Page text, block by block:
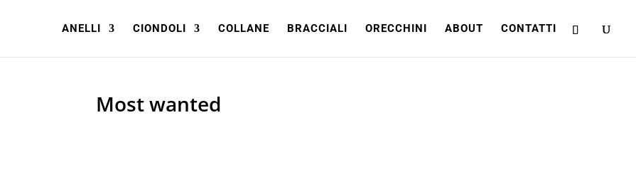
ANELLI CIONDOLI COLLANE BRACCIALI ORECCHINI ABOUT CONTATTI
Most wanted